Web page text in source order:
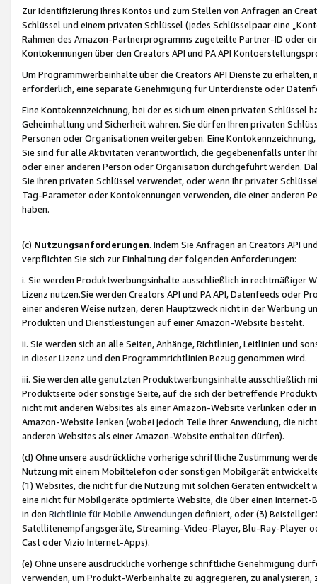
Zur Identifizierung Ihres Kontos und zum Stellen von Anfragen an
Schlüssel und einem privaten Schlüssel (jedes Schlüsselpaar eine
Rahmen des Amazon-Partnerprogramms zugeteilte Partner-ID oder
Kontokennungen über den Creators API und PA API
Um Programmwerbeinhalte über die Creators API Dienste zu
erforderlich, eine separate Genehmigung für Unterdienste oder
Eine Kontokennzeichnung, bei der es sich um einen privaten
Geheimhaltung und Sicherheit wahren. Sie dürfen Ihren privaten
Personen oder Organisationen weitergeben. Eine
Sie sind für alle Aktivitäten verantwortlich, die gegebenenfalls unter
oder einer anderen Person oder Organisation durchgeführt werden.
Sie Ihren privaten Schlüssel verwendet, oder wenn Ihr privater
Tag-Parameter oder Kontokennungen verwenden, die einer anderen
haben.
(c) Nutzungsanforderungen. Indem Sie Anfragen an Creators API
verpflichten Sie sich zur Einhaltung der folgenden Anforderungen:
i. Sie werden Produktwerbungsinhalte ausschließlich in rechtmäßiger
Lizenz nutzen.Sie werden Creators API und PA API, Datenfeeds oder
einer anderen Weise nutzen, deren Hauptzweck nicht in der Werbung
Produkten und Dienstleistungen auf einer Amazon-Website besteht.
ii. Sie werden sich an alle Seiten, Anhänge, Richtlinien, Leitlinien und
in dieser Lizenz und den Programmrichtlinien Bezug genommen wird.
iii. Sie werden alle genutzten Produktwerbungsinhalte ausschließlich
Produktseite oder sonstige Seite, auf die sich der betreffende
nicht mit anderen Websites als einer Amazon-Website verlinken oder
Amazon-Website lenken (wobei jedoch Teile Ihrer Anwendung, die
anderen Websites als einer Amazon-Website enthalten dürfen).
(d) Ohne unsere ausdrückliche vorherige schriftliche Zustimmung
Nutzung mit einem Mobiltelefon oder sonstigen Mobilgerät
(1) Websites, die nicht für die Nutzung mit solchen Geräten
eine nicht für Mobilgeräte optimierte Website, die über einen
in den Richtlinie für Mobile Anwendungen definiert, oder (3)
Satellitenempfangsgeräte, Streaming-Video-Player, Blu-Ray-Player
Cast oder Vizio Internet-Apps).
(e) Ohne unsere ausdrückliche vorherige schriftliche Genehmigung
verwenden, um Produkt-Werbeinhalte zu aggregieren, zu